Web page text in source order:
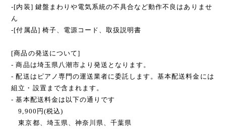
-[内装] 鍵盤まわりや電気系統の不具合など動作不良はありませ
ん
-[付属品] 椅子、電源コード、取扱説明書
[商品の発送について]
- 商品は埼玉県八潮市より発送となります。
- 配送はピアノ専門の運送業者に委託します。基本配送料金には
組立・設置まで含まれます。
- 基本配送料金は以下の通りです
9,900円(税込)
東京都、埼玉県、神奈川県、千葉県